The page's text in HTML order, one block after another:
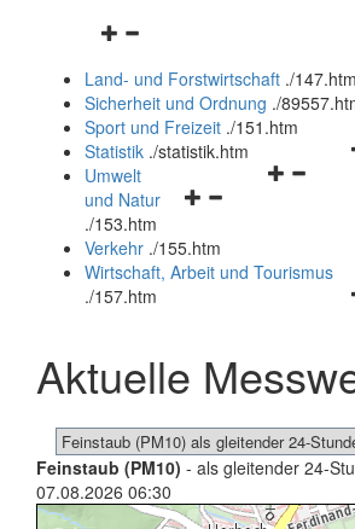
Navigationsmenü
und
schließen
Land- und Forstwirtschaft ./147.htm
Sicherheit und Ordnung ./
Sport und Freizeit ./151.htm
Statistik ./statistik.htm
Navigationsmenü
und
schließen
Umwelt
und Natur
./153.htm
Verkehr ./155.htm
Wirtschaft, Arbeit und Tourismus
./157.htm
Aktuelle
Feinstaub (PM10) - als gleitender 24-
07.08.2026 06:30